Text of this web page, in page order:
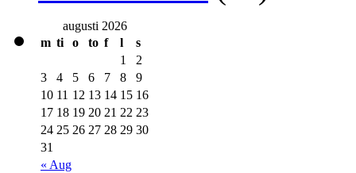
augusti 2026
m ti o to f l s
« Aug
1
2
3
4 5 6 7 8
9
10 11 12 13 14 15 16
17 18 19 20 21 22 23
24 25 26 27 28 29 30
31